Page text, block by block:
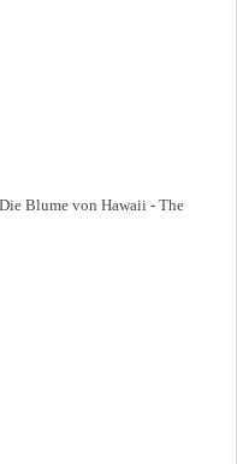
Blume von Hawaii - The